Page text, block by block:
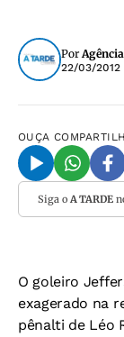
Por
22/03/
OUÇA
Siga o A TARDE
O goleiro
exagerado na
pênalti de Léo